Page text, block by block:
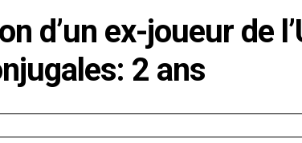
d’un ex-joueur de
2 ans